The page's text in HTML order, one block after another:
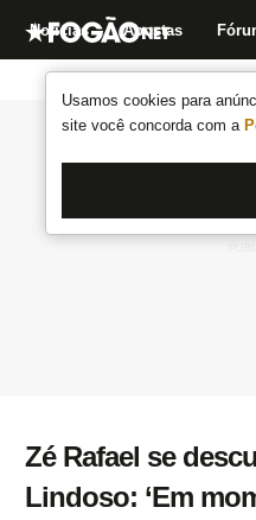
Usamos cookies para
site você concorda com a
Notícias Apostas
Zé Rafael se
Lindoso: ‘Em